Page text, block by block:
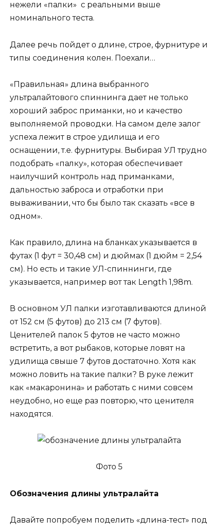
нежели «палки» с реальными выше
номинального теста.
Далее речь пойдет о длине, строе, фурнитуре и
типы соединения колен. Поехали…
«Правильная» длина выбранного
ультралайтового спиннинга дает не только
хороший заброс приманки, но и качество
выполняемой проводки. На самом деле залог
успеха лежит в строе удилища и его
оснащении, т.е. фурнитуры. Выбирая УЛ трудно
подобрать «палку», которая обеспечивает
наилучший контроль над приманками,
дальностью заброса и отработки при
вываживании, что бы было так сказать «все в
одном».
Как правило, длина на бланках указывается в
футах (1 фут = 30,48 см) и дюймах (1 дюйм = 2,54
см). Но есть и такие УЛ-спиннинги, где
указывается, например вот так Length 1,98m.
В основном УЛ палки изготавливаются длиной
от 152 см (5 футов) до 213 см (7 футов).
Ценителей палок 5 футов не часто можно
встретить, а вот рыбаков, которые ловят на
удилища свыше 7 футов достаточно. Хотя как
можно ловить на такие палки? В руке лежит
как «макаронина» и работать с ними совсем
неудобно, но еще раз повторю, что ценителя
находятся.
Фото 5
Обозначения длины ультралайта
Давайте попробуем поделить «длина-тест» под